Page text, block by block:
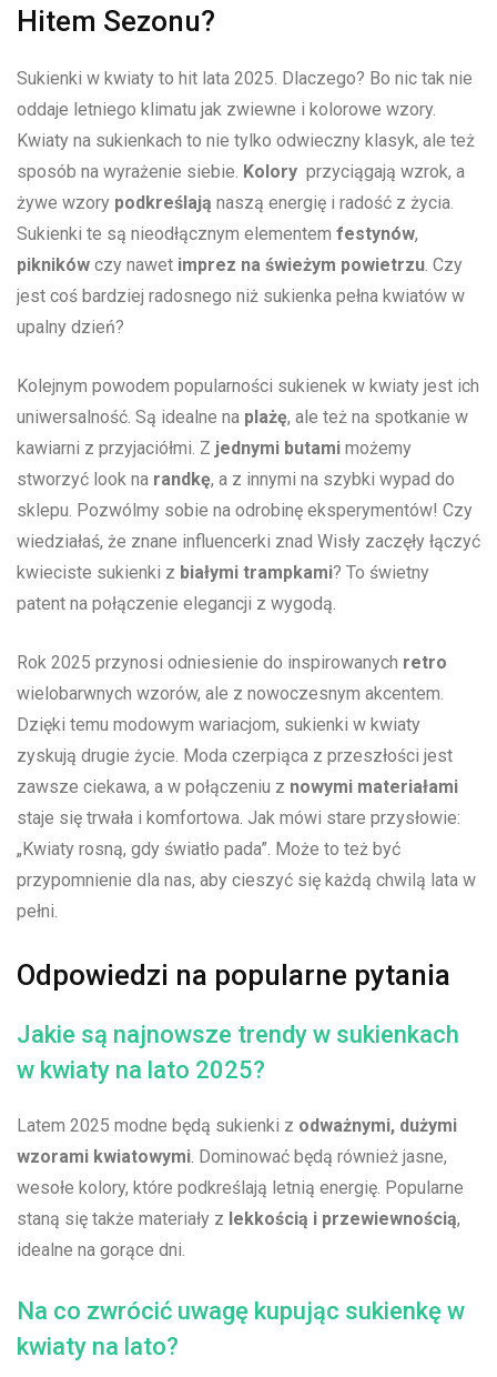
Hitem Sezonu?
Sukienki w kwiaty to ⁤hit lata 2025. Dlaczego? Bo nic‍ tak‌ nie⁢
oddaje letniego klimatu jak zwiewne i kolorowe wzory.⁣
Kwiaty na sukienkach to ⁢nie tylko⁣ odwieczny⁤ klasyk, ‌ale też‌
sposób na⁤ wyrażenie siebie. Kolory ‌ przyciągają ‍wzrok, a
‌żywe ⁢wzory podkreślają naszą‍ energię i radość z ‍życia.
Sukienki te są⁤ nieodłącznym elementem‌ festynów, ‍
pikników czy nawet imprez na ⁢świeżym powietrzu.​ Czy⁤
jest coś bardziej ‌radosnego ‌niż sukienka‍ pełna kwiatów w
upalny dzień?
Kolejnym powodem popularności sukienek w ​kwiaty jest ich‍
uniwersalność. Są idealne na plażę, ale ⁤też na‌ spotkanie w
kawiarni z przyjaciółmi. Z⁢ jednymi butami możemy
stworzyć look na randkę, a z ​innymi ‌na szybki wypad ⁤do
sklepu.⁢ Pozwólmy‍ sobie na odrobinę eksperymentów! Czy
wiedziałaś, że znane influencerki znad Wisły ‍zaczęły łączyć
kwieciste sukienki z białymi trampkami? To świetny
patent na ⁢połączenie elegancji ⁢z wygodą.
Rok 2025⁢ przynosi odniesienie do inspirowanych retro
wielobarwnych wzorów, ale z nowoczesnym​ akcentem.
Dzięki temu ​modowym wariacjom, sukienki w kwiaty
⁣zyskują drugie‌ życie. ​Moda czerpiąca z ⁤przeszłości jest
zawsze ciekawa, a ⁤w połączeniu z nowymi materiałami
⁣staje się trwała​ i ‌komfortowa. Jak ‍mówi stare przysłowie:
„Kwiaty rosną, ‍gdy ⁤światło pada”. Może to też⁢ być
przypomnienie dla nas,‌ aby cieszyć się każdą chwilą lata ⁢w
pełni.
Odpowiedzi na popularne ⁤pytania
Jakie są najnowsze⁣ trendy ​w sukienkach
⁣w kwiaty na lato⁣ 2025?
Latem 2025‍ modne będą sukienki z odważnymi, dużymi
wzorami kwiatowymi.⁣ Dominować‌ będą ​również jasne,
wesołe kolory, które podkreślają ⁤letnią energię.‍ Popularne
staną się także materiały‌ z lekkością‍ i przewiewnością,
idealne ⁢na gorące dni.
Na co zwrócić uwagę kupując sukienkę ⁢w
kwiaty na lato?